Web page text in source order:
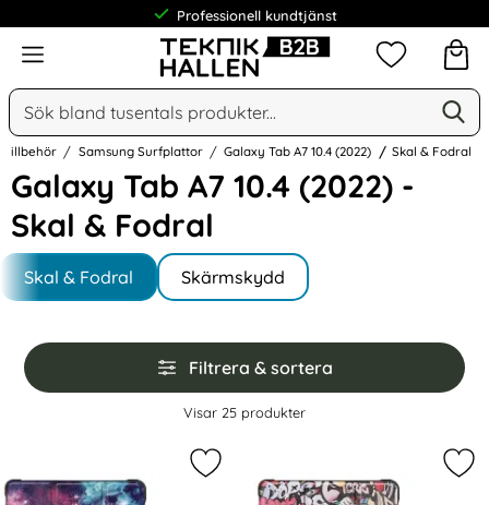
Meny
Sök
Sök på Narse Group AB
Mina
Samsung Surfplattor Galaxy Tab A7 10.4 (2022) Skal & Fodral
Galaxy Tab A7 10.4 (2022) -
Skal & Fodral
Hoppa
produkter
Underkategorier
Skal & Fodral Skärmskydd
Hoppa
över
filtersektionen
Filtrera & sortera
Filtrera & sortera
Visar 25 produkter
Markera samsung Galaxy Tab A7